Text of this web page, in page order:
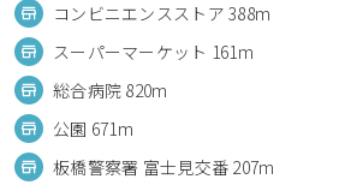
コンビニエンスストア 388m
スーパーマーケット 161m
総合病院 820m
公園 671m
板橋警察署 富士見交番 207m